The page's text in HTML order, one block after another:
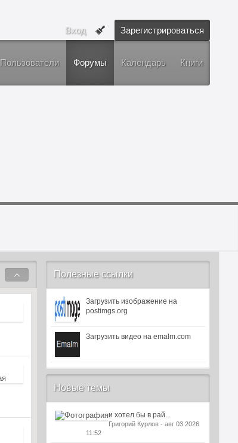
Вход Зарегистрироваться
Пользователи Форумы Календарь Книги
Полезные ссылки
Загрузить изображение на
postimgs.org
Загрузить видео на emalm.com
Новые темы
и хотел бы в рай...
Григорий Курлов - авг 03 2026
11:52